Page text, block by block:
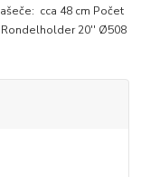
cca 48 cm Počet
20'' Ø508